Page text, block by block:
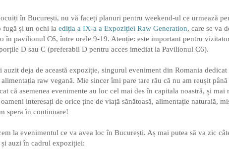
în București, nu vă faceți planuri pentru weekend-ul ce urmează
fugă și un ochi la ediția a IX-a a Expoziției Raw Generation, care se va
în pavilionul C6, între orele 9-19. Atenție: este important pentru
D sau C (preferabil D pentru acces imediat la Pavilionul C6).
auzit deja de această expoziție, singurul eveniment din Romania
alimentația raw vegană. Mie sincer îmi pare tare rău că nu am reușit până
că asemenea evenimente au loc cel mai des în capitala noastră, și mai
interesați de orice ține de viață sănătoasă, alimentație naturală,
spera în continuare!
la evenimentul ce va avea loc în București. Aș mai putea să va zic
și auzi în cadrul expoziției: